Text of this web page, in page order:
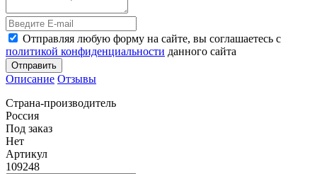
Отправляя любую форму на сайте, вы соглашаетесь с
политикой конфиденциальности данного сайта
Отправить
Описание Отзывы
Страна-производитель
Россия
Под заказ
Нет
Артикул
109248